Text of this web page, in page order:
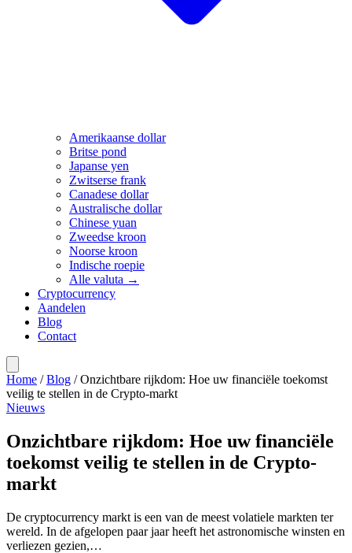
Amerikaanse dollar
Britse pond
Japanse yen
Zwitserse frank
Canadese dollar
Australische dollar
Chinese yuan
Zweedse kroon
Noorse kroon
Indische roepie
Alle valuta →
Cryptocurrency
Aandelen
Blog
Contact
Home / Blog / Onzichtbare rijkdom: Hoe uw financiële toekomst
veilig te stellen in de Crypto-markt
Nieuws
Onzichtbare rijkdom: Hoe uw financiële
toekomst veilig te stellen in de Crypto-
markt
De cryptocurrency markt is een van de meest volatiele markten ter
wereld. In de afgelopen paar jaar heeft het astronomische winsten en
verliezen gezien,…